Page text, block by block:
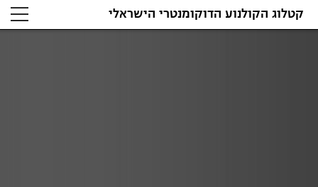
קטלוג הקולנוע הדוקומנטרי הישראלי